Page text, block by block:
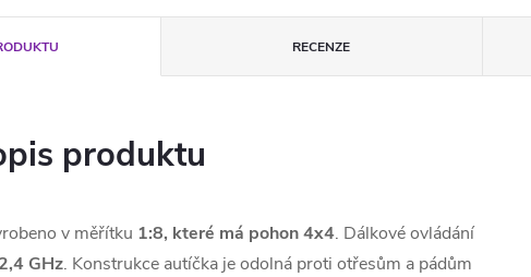
RECENZE
produktu
v měřítku 1:8, které má pohon 4x4. Dálkové ovládání
2,4 GHz. Konstrukce autíčka je odolná proti otřesům a pádům